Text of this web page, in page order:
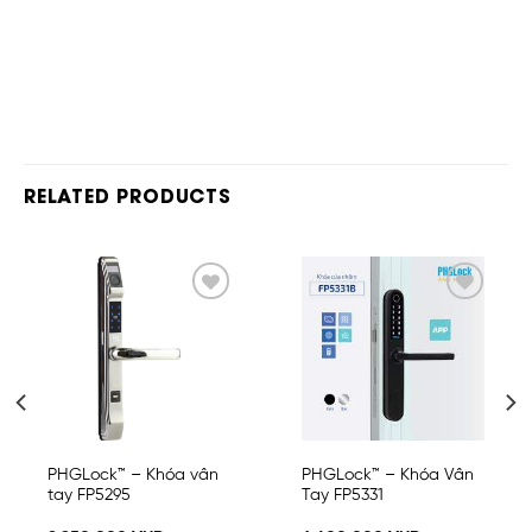
RELATED PRODUCTS
PHGLock™ – Khóa vân
tay FP5295
Add
wishlist
PHGLock™ – Khóa Vân
Tay FP5331